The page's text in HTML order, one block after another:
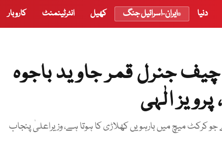
دنیا ایران-اسرائیل جنگ کھیل انٹرٹینمنٹ کاروبار
جنرل قمر جاوید باجوہ
الٰہی
میچ میں بارہویں کھلاڑی کا ہوتا ہے، وزیراعلیٰ پنجاب